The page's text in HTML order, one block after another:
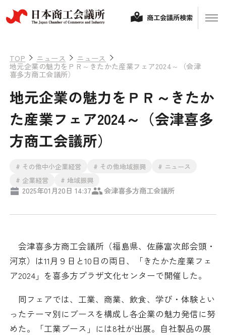
経営相談
融資制度・補助金
ビジネス交流
海外ビジネス・貿易証明
情報提供・広報
会頭コメント
調査・研究
組織概要
日商のあゆみ
商工会議所検索
TOP ニュース ニュース
地元企業の魅力をＰＲ～きたかた産業フェア2024～（会津
喜多方商工会議所）
地元企業の魅力をＰＲ～きたか
た産業フェア2024～（会津喜多
方商工会議所）
# その他中小企業経営 # その他地域振興
# ニュース
# 企業経営
# 地域振興
2025年01月20日 14:37 会津喜多方商工会議所
会津喜多方商工会議所（福島県、佐藤富次郎会頭・
河京）は11月９日と10日の両日、「きたかた産業フェ
ア2024」を喜多方プラザ文化センターで開催した。
同フェアでは、工業、商業、飲食、学び・体験とい
ったテーマ別にブースを構成し各企業の魅力発信に努
めた。「工業ブース」には8社が出展。自社製品の展